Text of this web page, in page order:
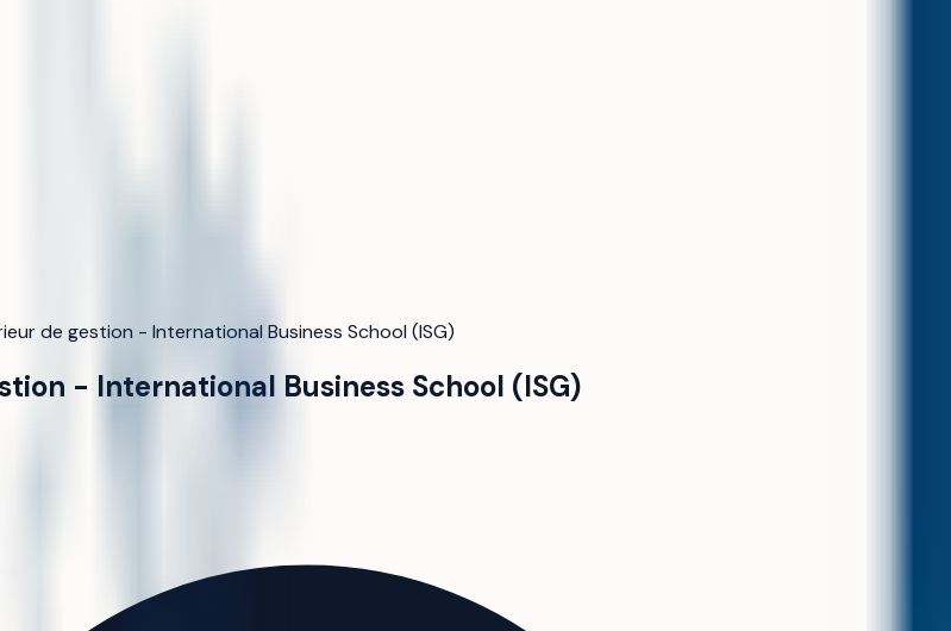
de gestion - International Business School (ISG)
- International Business School (ISG)